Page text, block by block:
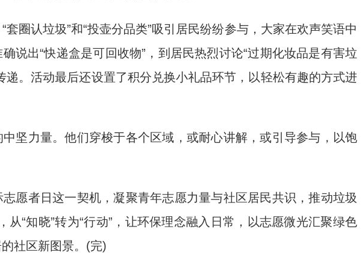
认垃圾”和“投壶分品类”吸引居民纷纷参与，大家在欢声笑语中
出“快递盒是可回收物”，到居民热烈讨论“过期化妆品是有害垃
递。活动最后还设置了积分兑换小礼品环节，以轻松有趣的方式进
力量。他们穿梭于各个区域，或耐心讲解，或引导参与，以饱
者日这一契机，凝聚青年志愿力量与社区居民共识，推动垃圾
从“知晓”转为“行动”，让环保理念融入日常，以志愿微光汇聚绿色
社区新图景。(完)